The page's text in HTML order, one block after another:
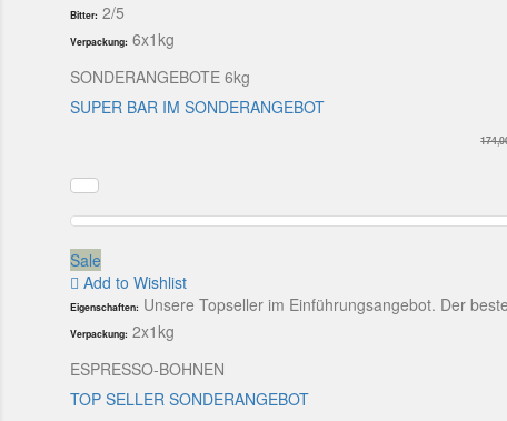
Bitter: 2/5
Verpackung: 6x1kg
SONDERANGEBOTE 6kg
SUPER BAR IM SONDERANGEBOT
Sale
Add to Wishlist
Eigenschaften: Unsere Topseller im Einführungsangebot. Der
Verpackung: 2x1kg
ESPRESSO-BOHNEN
TOP SELLER SONDERANGEBOT